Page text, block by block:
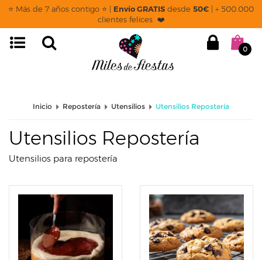
⭐ Más de 7 años contigo ⭐ | Envío GRATIS desde 50€ | + 500.000
clientes felices ❤️
0
page: categoria
Inicio Repostería Utensilios Utensilios Repostería
Utensilios Repostería
Utensilios para repostería